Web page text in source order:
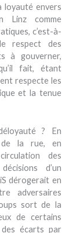
loyauté envers
Linz comme
c’est-à-
respect des
à gouverner,
fait, étant
respecte les
et la tenue
? En
de la rue, en
des
d’un
dérogerait en
adversaires
sort de la
de certains
écarts par